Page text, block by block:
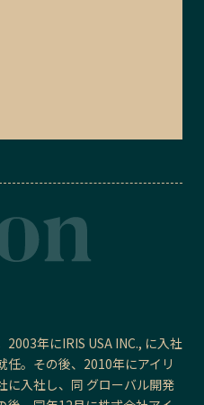
2003年にIRIS USA INC., に入社
任。その後、2010年にアイリ
に入社し、同 グローバル開発